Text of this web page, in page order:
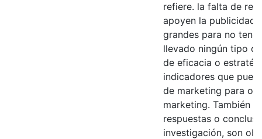
refiere. la falta de
apoyen la publicidad
grandes para no
llevado ningún tipo
de eficacia o
indicadores que
de marketing para
marketing. También
respuestas o
investigación, son